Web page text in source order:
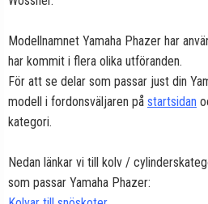
Modellnamnet Yamaha Phazer har
har kommit i flera olika utföranden.
För att se delar som passar just din
modell i fordonsväljaren på startsidan
kategori.
Nedan länkar vi till kolv /
som passar Yamaha Phazer: